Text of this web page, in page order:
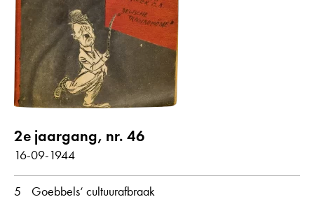
2e jaargang, nr. 46
16-09-1944
5 Goebbels‘ cultuurafbraak